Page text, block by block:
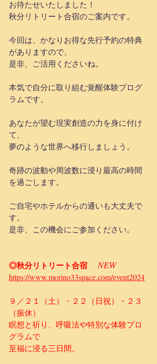
お待たせいたしました！
秋分リトリート合宿のご案内です。
今回は、かなりお得な先行予約の特典
がありますので、
是非、ご活用くださいね。
本気で自分に取り組む覚醒体験プログ
ラムです。
あなたが望む現実創造の力を身に付け
て、
夢のような世界へ移行しましょう。
奇跡の波動や周波数に浸り最高の時間
を過ごします。
ご自宅やホテルからの通いも大丈夫で
す。
是非、この機会にご参加ください。
◎秋分リトリート合宿 NEW
https://www.morino33space.com/event2024
９／２１（土）・２２（日祝）・２３
（振休）
瞑想と祈り、呼吸法や特別な体験プロ
グラムで
至福に浸る三日間。